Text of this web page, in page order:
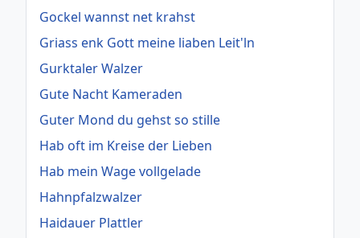
Gockel wannst net krahst
Griass enk Gott meine liaben Leit'ln
Gurktaler Walzer
Gute Nacht Kameraden
Guter Mond du gehst so stille
Hab oft im Kreise der Lieben
Hab mein Wage vollgelade
Hahnpfalzwalzer
Haidauer Plattler